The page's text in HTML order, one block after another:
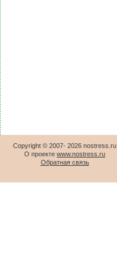
Copyright © 2007- 2026 nostress.ru
О проекте www.nostress.ru
Обратная связь